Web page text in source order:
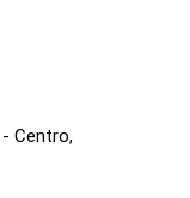
- Centro,